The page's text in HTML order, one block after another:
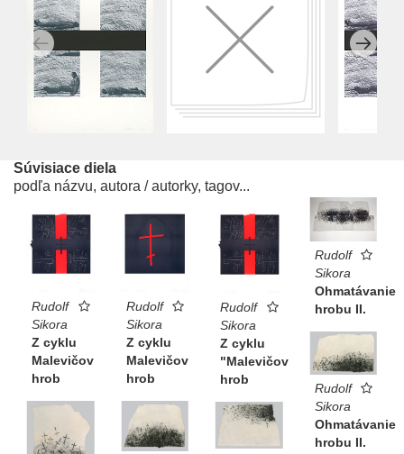
Súvisiace diela
podľa názvu, autora / autorky, tagov...
Rudolf
Sikora
Z cyklu
Malevičov
hrob
Rudolf
Sikora
Z cyklu
Malevičov
hrob
Rudolf
Sikora
Z cyklu
"Malevičov
hrob
Rudolf
Sikora
Ohmatávanie
hrobu II.
Rudolf
Sikora
Ohmatávanie
hrobu II.